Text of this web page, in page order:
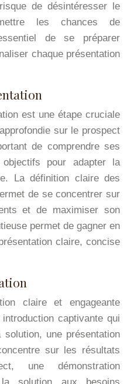
de désintéresser le
les chances de
de se préparer
chaque présentation
est une étape cruciale
sur le prospect
de comprendre ses
pour adapter la
La définition claire des
de se concentrer sur
et de maximiser son
permet de gagner en
claire, concise
claire et engageante
captivante qui
une présentation
sur les résultats
une démonstration